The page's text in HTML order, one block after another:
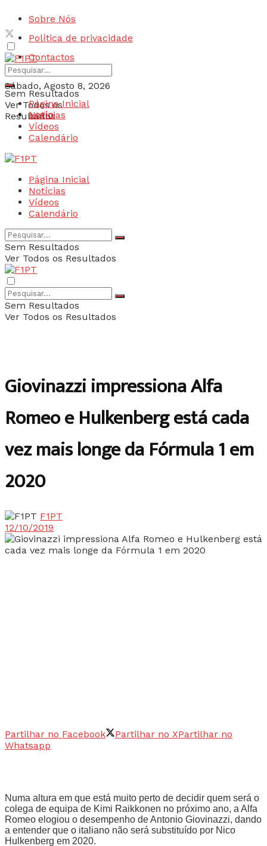
Sobre Nós
Política de privacidade
Contactos
Sábado, Agosto 8, 2026
Login
Sem Resultados
Ver Todos os
Resultados
Página Inicial
Notícias
Vídeos
Calendário
Página Inicial
Notícias
Vídeos
Calendário
Sem Resultados
Ver Todos os Resultados
Sem Resultados
Ver Todos os Resultados
Giovinazzi impressiona Alfa
Romeo e Hulkenberg está cada
vez mais longe da Fórmula 1 em
2020
F1PT
12/10/2019
Partilhar no Facebook Partilhar no XPartilhar no
Whatsapp
Numa altura em que está muito perto de decidir quem será o
colega de equipa de Kimi Raikkonen no próximo ano, a Alfa
Romeo elogiou o desempenho de Antonio Giovinazzi, dando
a entender que o italiano não será substituído por Nico
Hulkenberg em 2020.